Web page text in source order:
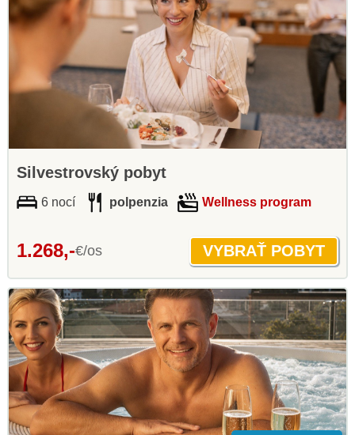
Silvestrovský pobyt
6 nocí polpenzia Wellness program
1.268,-€/os